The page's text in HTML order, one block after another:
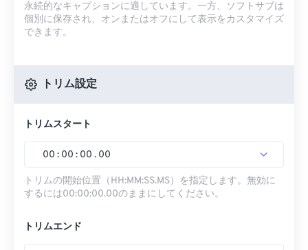
永続的なキャプションに適しています。一方、ソフトサブは
個別に保存され、オンまたはオフにして表示をカスタマイズ
できます。
トリム設定
トリムスタート
00 : 00 : 00 . 00
トリムの開始位置（HH:MM:SS.MS）を指定します。無効に
するには00:00:00.00のままにしてください。
トリムエンド